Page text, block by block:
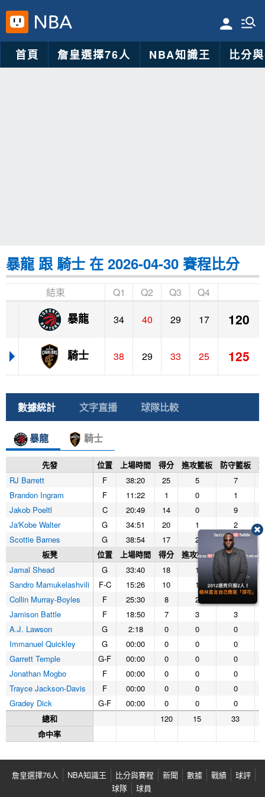
首頁 詹皇選擇76人 NBA知識王 比分
暴龍 跟 騎士 在 2026-04-30 賽程比分
結束 Q1 Q2 Q3 Q4
暴龍 34 40 29 17 120
騎士 38 29 33 25 125
數據統計 文字直播 球隊比較
暴龍 騎士
先發 位置 上場時間 得分 進攻籃板 防守籃板
RJ Barrett
F 38:20 25 5 7
Brandon Ingram
F 11:22 1 0 1
Jakob Poeltl
C 20:49 14 0 9
Ja'Kobe Walter
G 34:51 20 1 2
Scottie Barnes
G 38:54 17 2 6
板凳
位置 上場時間 得分 進攻籃板 防守籃板
Jamal Shead
G 33:40 18 1 0
Sandro Mamukelashvili
F-C 15:26 10 1 2
Collin Murray-Boyles
F 25:30 8 2
Jamison Battle
F 18:50 7 3 3
A.J. Lawson
G 2:18 0 0 0
Immanuel Quickley
G 00:00 0 0 0
Garrett Temple
G-F 00:00 0 0 0
Jonathan Mogbo
F 00:00 0 0 0
Trayce Jackson-Davis
F 00:00 0 0 0
Gradey Dick
G-F 00:00 0 0 0
總和
120 15 33
命中率
詹皇選擇76人 NBA知識王 比分與賽程 新聞 數據 戰績
球評
球隊
球員